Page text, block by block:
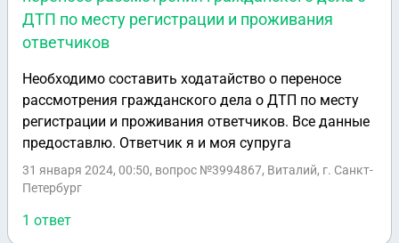
ДТП по месту регистрации и проживания
ответчиков
Необходимо составить ходатайство о переносе
рассмотрения гражданского дела о ДТП по месту
регистрации и проживания ответчиков. Все данные
предоставлю. Ответчик я и моя супруга
31 января 2024, 00:50, вопрос №3994867, Виталий, г. Санкт-
Петербург
1 ответ